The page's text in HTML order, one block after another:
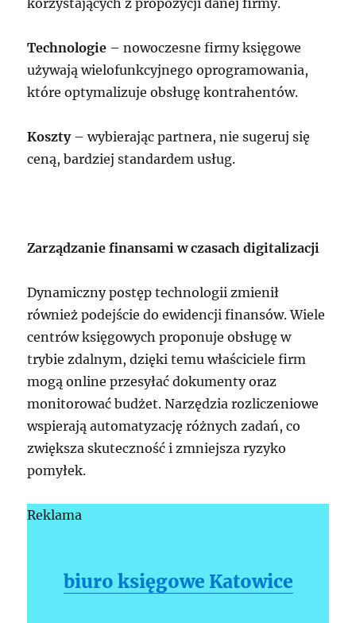
korzystających z propozycji danej firmy.
Technologie – nowoczesne firmy księgowe
używają wielofunkcyjnego oprogramowania,
które optymalizuje obsługę kontrahentów.
Koszty– wybierając partnera, nie sugeruj się
ceną, bardziej standardem usług.
Zarządzanie finansami w czasach digitalizacji
Dynamiczny postęp technologii zmienił
również podejście do ewidencji finansów. Wiele
centrów księgowych proponuje obsługę w
trybie zdalnym, dzięki temu właściciele firm
mogą online przesyłać dokumenty oraz
monitorować budżet. Narzędzia rozliczeniowe
wspierają automatyzację różnych zadań, co
zwiększa skuteczność i zmniejsza ryzyko
pomyłek.
Reklama
biuro księgowe Katowice